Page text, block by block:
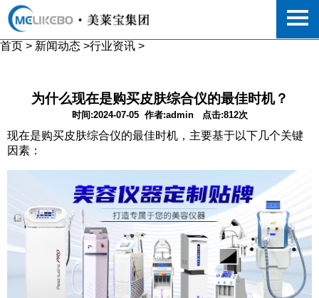
首页 > 新闻动态 >行业资讯 >
为什么现在是购买皮肤综合仪的最佳时机？
时间:2024-07-05 作者:admin 点击:812次
现在是购买皮肤综合仪的最佳时机，主要基于以下几个关键
因素：